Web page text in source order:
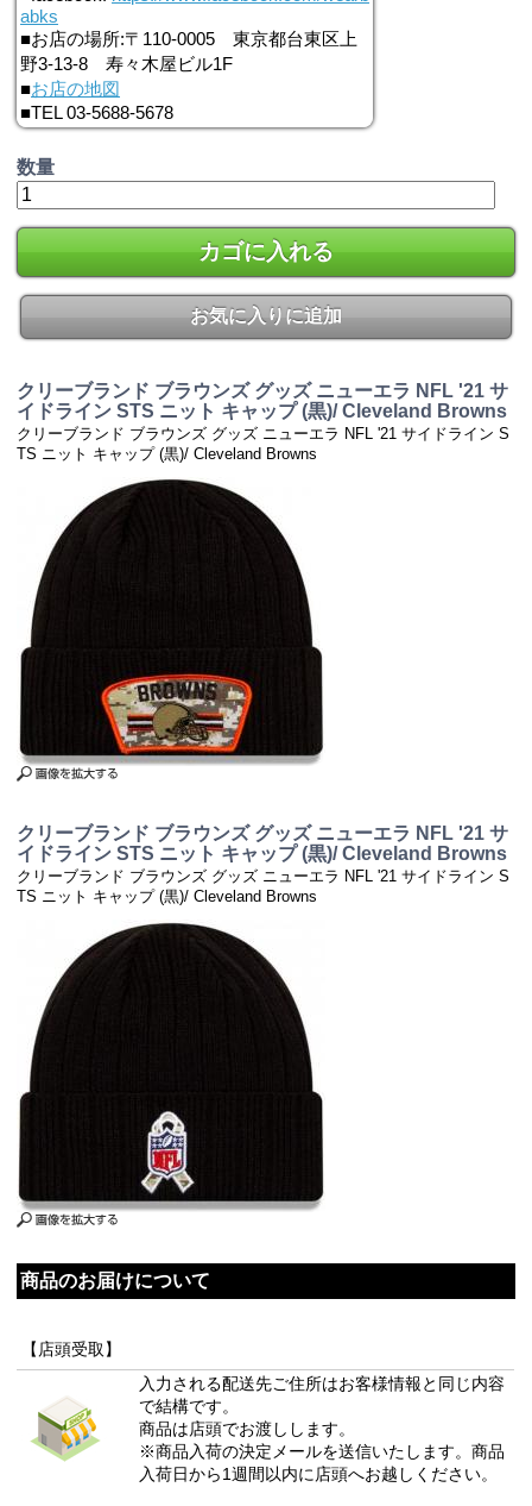
abks
■お店の場所:〒110-0005 東京都台東区上
野3-13-8 寿々木屋ビル1F
■お店の地図
■TEL 03-5688-5678
数量
カゴに入れる
お気に入りに追加
クリーブランド ブラウンズ グッズ ニューエラ NFL '21 サ
イドライン STS ニット キャップ (黒)/ Cleveland Browns
クリーブランド ブラウンズ グッズ ニューエラ NFL '21 サイドライン S
TS ニット キャップ (黒)/ Cleveland Browns
クリーブランド ブラウンズ グッズ ニューエラ NFL '21 サ
イドライン STS ニット キャップ (黒)/ Cleveland Browns
クリーブランド ブラウンズ グッズ ニューエラ NFL '21 サイドライン S
TS ニット キャップ (黒)/ Cleveland Browns
商品のお届けについて
【店頭受取】
入力される配送先ご住所はお客様情報と同じ内容
で結構です。
商品は店頭でお渡しします。
※商品入荷の決定メールを送信いたします。商品
入荷日から1週間以内に店頭へお越しください。